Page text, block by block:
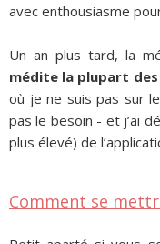
avec enthousiasme
Un an plus tard, la
médite la plupart
où je ne suis pas sur
pas le besoin - et j’ai
plus élevé) de
Comment se